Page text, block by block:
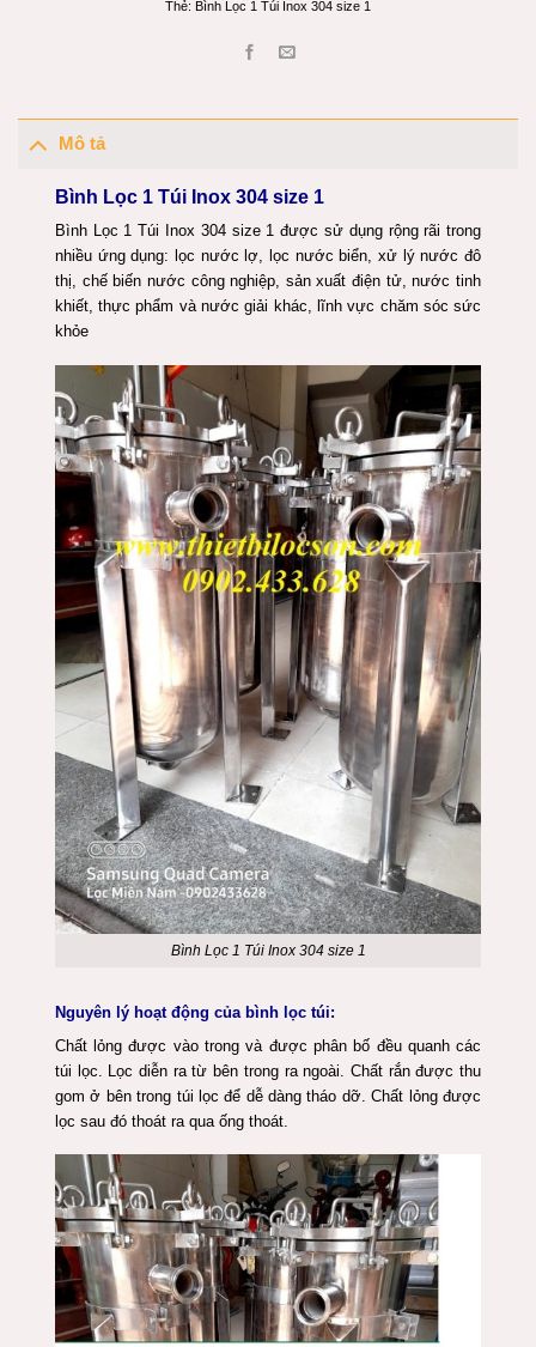
Thẻ: Bình Lọc 1 Túi Inox 304 size 1
Mô tả
Bình Lọc 1 Túi Inox 304 size 1
Bình Lọc 1 Túi Inox 304 size 1 được sử dụng rộng rãi trong
nhiều ứng dụng: lọc nước lợ, lọc nước biển, xử lý nước đô
thị, chế biến nước công nghiệp, sản xuất điện tử, nước tinh
khiết, thực phẩm và nước giải khác, lĩnh vực chăm sóc sức
khỏe
Bình Lọc 1 Túi Inox 304 size 1
Nguyên lý hoạt động của bình lọc túi:
Chất lỏng được vào trong và được phân bố đều quanh các
túi lọc. Lọc diễn ra từ bên trong ra ngoài. Chất rắn được thu
gom ở bên trong túi lọc để dễ dàng tháo dỡ. Chất lỏng được
lọc sau đó thoát ra qua ống thoát.